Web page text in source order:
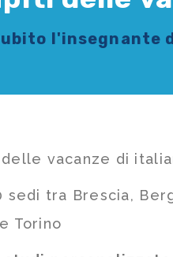
l'insegnante
vacanze di
sedi tra Brescia,
Torino